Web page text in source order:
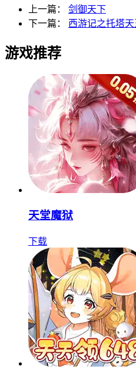
上一篇： 剑御天下
下一篇： 西游记之托塔天
游戏推荐
天堂魔狱
下载